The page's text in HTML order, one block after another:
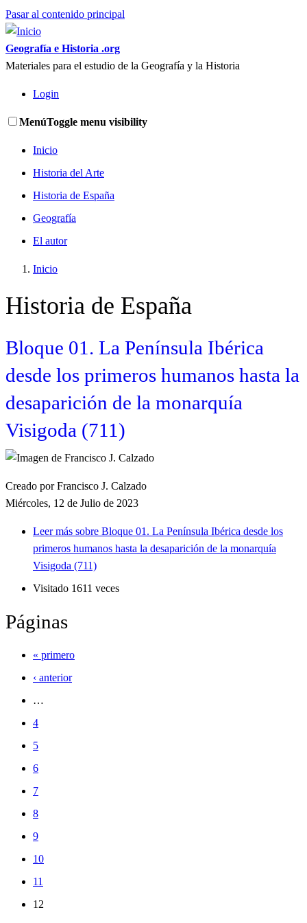
Pasar al contenido principal
Geografía e Historia .org
Materiales para el estudio de la Geografía y la Historia
Login
MenúToggle menu visibility
Inicio
Historia del Arte
Historia de España
Geografía
El autor
Inicio
Historia de España
Bloque 01. La Península Ibérica
desde los primeros humanos hasta la
desaparición de la monarquía
Visigoda (711)
Creado por Francisco J. Calzado
Miércoles, 12 de Julio de 2023
Leer más sobre Bloque 01. La Península Ibérica desde los
primeros humanos hasta la desaparición de la monarquía
Visigoda (711)
Visitado 1611 veces
Páginas
« primero
‹ anterior
…
4
5
6
7
8
9
10
11
12